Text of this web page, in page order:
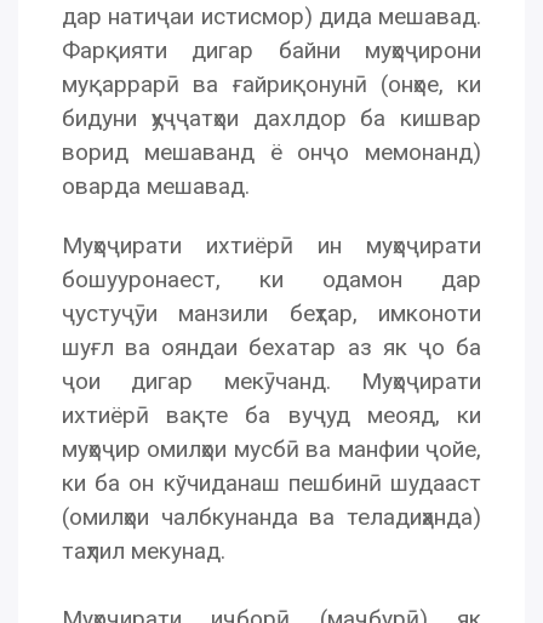
дар натиҷаи истисмор) дида мешавад.
Фарқияти дигар байни муҳоҷирони
муқаррарӣ ва ғайриқонунӣ (онҳое, ки
бидуни ҳуҷҷатҳои дахлдор ба кишвар
ворид мешаванд ё онҷо мемонанд)
оварда мешавад.
Муҳоҷирати ихтиёрӣ ин муҳоҷирати
бошууронаест, ки одамон дар
ҷустуҷӯи манзили беҳтар, имконоти
шуғл ва ояндаи бехатар аз як ҷо ба
ҷои дигар мекӯчанд. Муҳоҷирати
ихтиёрӣ вақте ба вуҷуд меояд, ки
муҳоҷир омилҳои мусбӣ ва манфии ҷойе,
ки ба он кўчиданаш пешбинӣ шудааст
(омилҳои чалбкунанда ва теладиҳанда)
таҳлил мекунад.